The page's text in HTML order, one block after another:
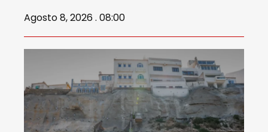
Agosto 8, 2026 . 08:00